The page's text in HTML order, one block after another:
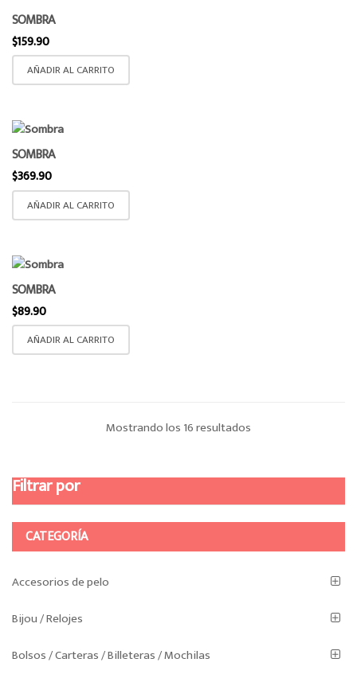
SOMBRA
$159.90
AÑADIR AL CARRITO
SOMBRA
$369.90
AÑADIR AL CARRITO
SOMBRA
$89.90
AÑADIR AL CARRITO
Mostrando los 16 resultados
últimos
Filtrar por
CATEGORÍA
Accesorios de pelo
Bijou / Relojes
Bolsos / Carteras / Billeteras / Mochilas